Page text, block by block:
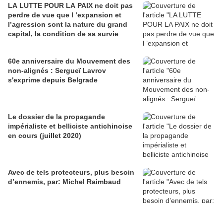
LA LUTTE POUR LA PAIX ne doit pas
perdre de vue que l ’expansion et
l’agression sont la nature du grand
capital, la condition de sa survie
60e anniversaire du Mouvement des
non-alignés : Sergueï Lavrov
s'exprime depuis Belgrade
Le dossier de la propagande
impérialiste et belliciste antichinoise
en cours (juillet 2020)
Avec de tels protecteurs, plus besoin
d’ennemis, par: Michel Raimbaud